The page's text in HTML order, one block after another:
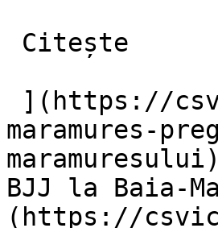
maramures-
BJJ la Baia-
(https://